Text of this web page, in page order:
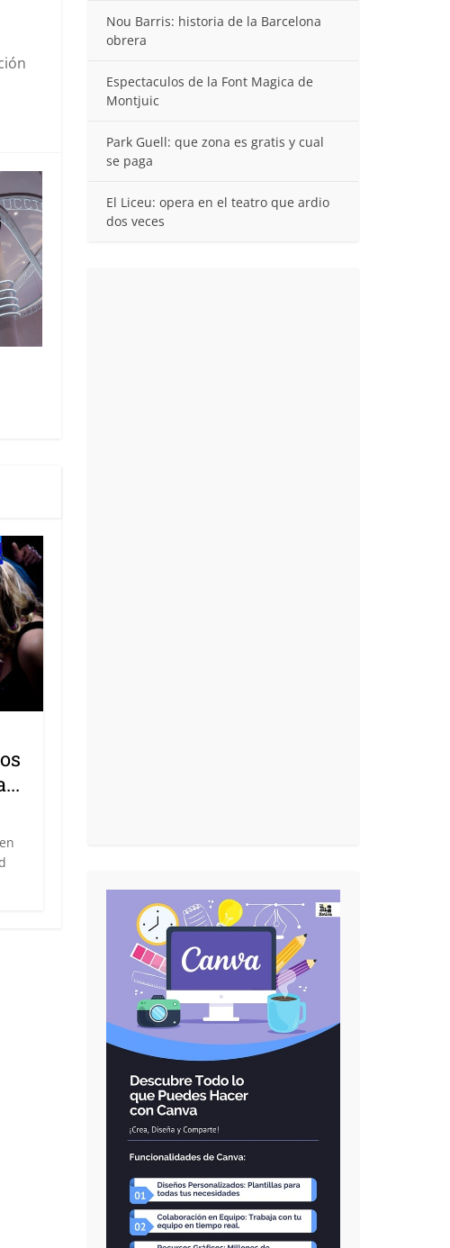
Nou Barris: historia de la Barcelona
obrera
Espectaculos de la Font Magica de
Montjuic
Park Guell: que zona es gratis y cual
se paga
El Liceu: opera en el teatro que ardio
dos veces